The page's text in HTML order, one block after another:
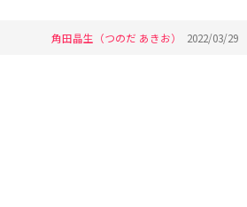
角田晶生（つのだ あきお） 2022/03/29